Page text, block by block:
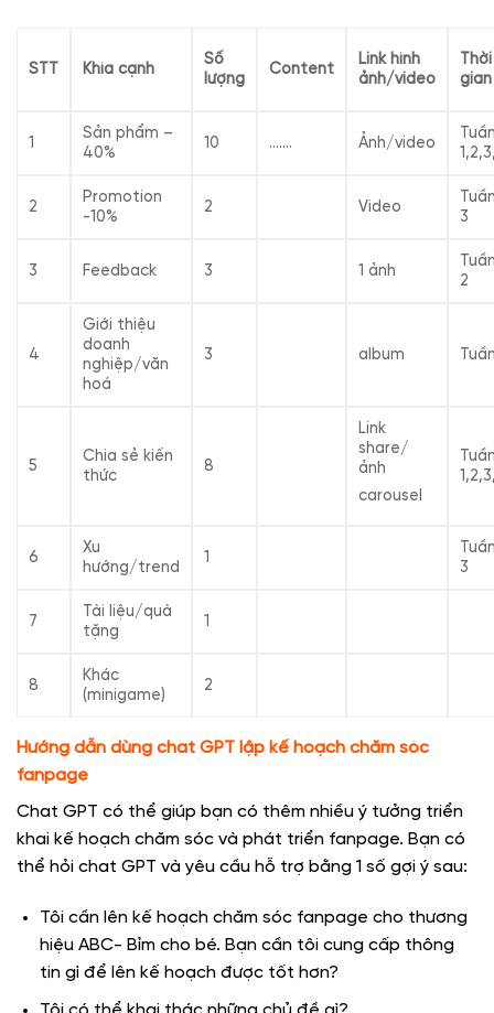
STT Khía cạnh
Số
lượng
Content
Link hình
ảnh/video
Thời
gian
1
Sản phẩm –
40%
10 ……. Ảnh/video
2
Promotion
-10%
2 Video
3
3 Feedback 3 1 ảnh
2
4
Giới thiệu
doanh
nghiệp/văn
hoá
3 album
5
Chia sẻ kiến
thức
8
Link
share/
ảnh
carousel
6
Xu
hướng/trend
1
3
7
Tài liệu/quà
tặng
1
8
Khác
(minigame)
2
Hướng dẫn dùng chat GPT lập kế hoạch chăm sóc
fanpage
Chat GPT có thể giúp bạn có thêm nhiều ý tưởng triển
khai kế hoạch chăm sóc và phát triển fanpage. Bạn có
thể hỏi chat GPT và yêu cầu hỗ trợ bằng 1 số gợi ý sau:
Tôi cần lên kế hoạch chăm sóc fanpage cho thương
hiệu ABC- Bỉm cho bé. Bạn cần tôi cung cấp thông
tin gì để lên kế hoạch được tốt hơn?